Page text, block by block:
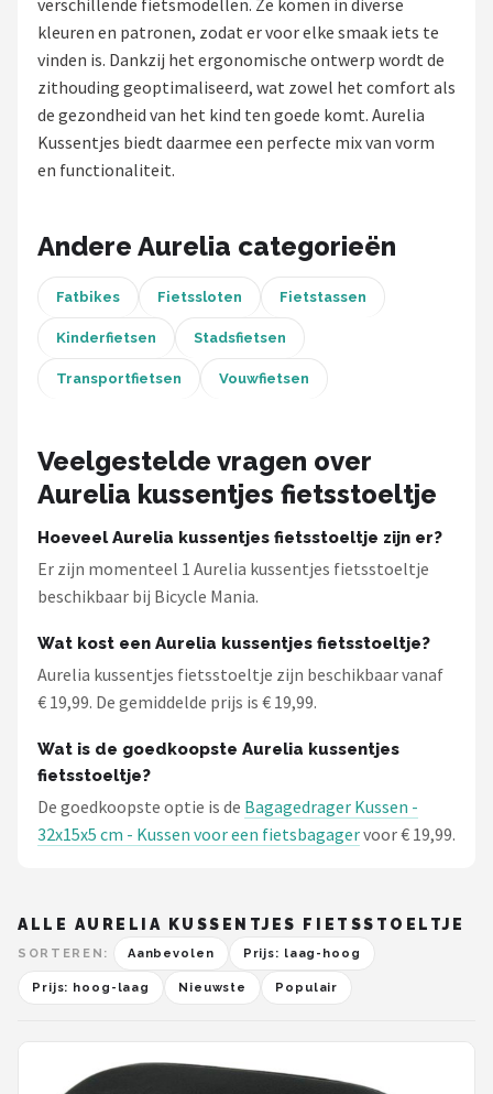
Mountainbikes
Shop
Basil
ABUS
AXA
New Looxs
Schwalbe
Voltano
Shimano
Cortina
Alle merken →
verschillende fietsmodellen. Ze komen in diverse
kleuren en patronen, zodat er voor elke smaak iets te
vinden is. Dankzij het ergonomische ontwerp wordt de
zithouding geoptimaliseerd, wat zowel het comfort als
de gezondheid van het kind ten goede komt. Aurelia
Kussentjes biedt daarmee een perfecte mix van vorm
en functionaliteit.
Andere Aurelia categorieën
Fatbikes Fietssloten Fietstassen
Kinderfietsen Stadsfietsen
Transportfietsen Vouwfietsen
Veelgestelde vragen over
Aurelia kussentjes fietsstoeltje
Hoeveel Aurelia kussentjes fietsstoeltje zijn er?
Er zijn momenteel 1 Aurelia kussentjes fietsstoeltje
beschikbaar bij Bicycle Mania.
Wat kost een Aurelia kussentjes fietsstoeltje?
Aurelia kussentjes fietsstoeltje zijn beschikbaar vanaf
€ 19,99. De gemiddelde prijs is € 19,99.
Wat is de goedkoopste Aurelia kussentjes
fietsstoeltje?
De goedkoopste optie is de Bagagedrager Kussen -
32x15x5 cm - Kussen voor een fietsbagagervoor € 19,99.
ALLE AURELIA KUSSENTJES FIETSSTOELTJE
SORTEREN: Aanbevolen Prijs: laag-hoog
Prijs: hoog-laag Nieuwste Populair